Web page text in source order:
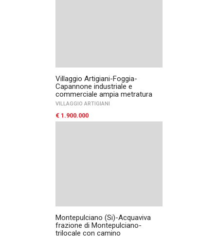
Villaggio Artigiani-Foggia-
Capannone industriale e
commerciale ampia metratura
VILLAGGIO ARTIGIANI
€ 1.900.000
Montepulciano (Si)-Acquaviva
frazione di Montepulciano-
trilocale con camino